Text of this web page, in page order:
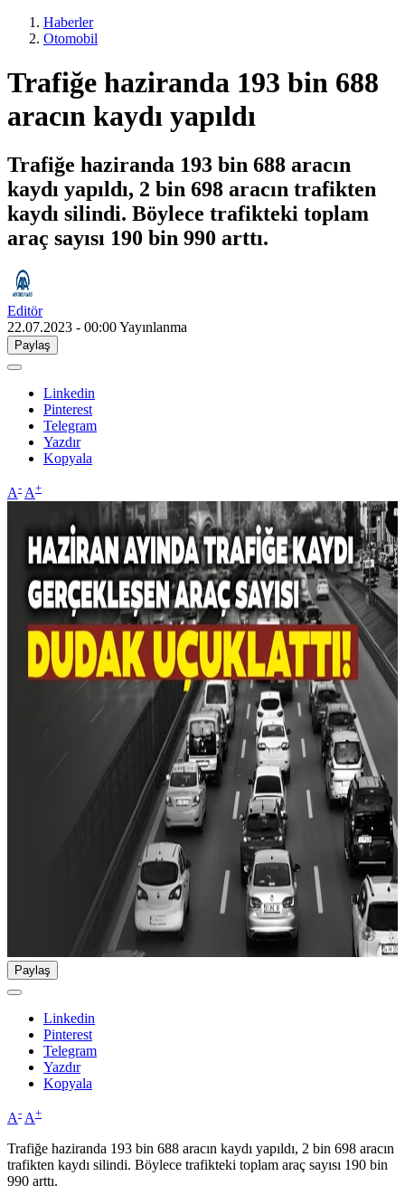
Haberler
Otomobil
Trafiğe haziranda 193 bin 688
aracın kaydı yapıldı
Trafiğe haziranda 193 bin 688 aracın
kaydı yapıldı, 2 bin 698 aracın trafikten
kaydı silindi. Böylece trafikteki toplam
araç sayısı 190 bin 990 arttı.
Editör
22.07.2023 - 00:00Yayınlanma
Paylaş
Linkedin
Pinterest
Telegram
Yazdır
Kopyala
A- A+
Paylaş
Linkedin
Pinterest
Telegram
Yazdır
Kopyala
A- A+
Trafiğe haziranda 193 bin 688 aracın kaydı yapıldı, 2 bin 698 aracın
trafikten kaydı silindi. Böylece trafikteki toplam araç sayısı 190 bin
990 arttı.